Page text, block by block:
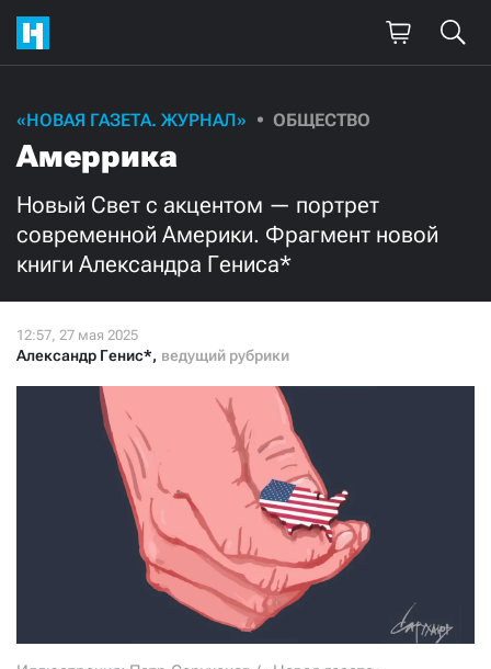
«НОВАЯ ГАЗЕТА. ЖУРНАЛ» ОБЩЕСТВО
Амеррика
Новый Свет с акцентом — портрет
современной Америки. Фрагмент новой
книги Александра Гениса*
Александр Генис*, ведущий рубрики
Поддержите
нашу работу!
Ежемесячно Разово
3000
Нажимая кнопку «Стать соучастником»,
условия и подтверждаю свое гражданство РФ
СТАТЬ СОУЧАСТНИКОМ
ПОДЕЛИТЬСЯ С ДРУЗЬЯМИ
Если у вас есть вопросы, пишите donate@novayagazeta.ru